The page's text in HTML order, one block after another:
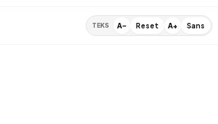
TEKS A- Reset A+ Sans